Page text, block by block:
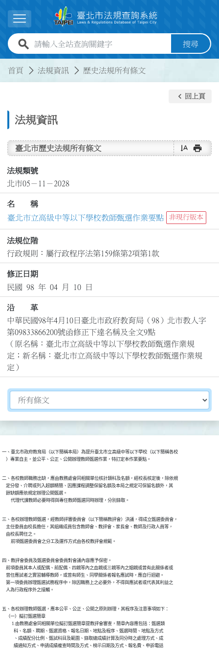
展開選單
全站查詢關鍵字欄位 搜尋
首頁 法規資訊 歷史法規所有條文
法規資訊
keyboard_arrow_left 回上頁
臺北市歷史法規所有條文 text_rotate_vertical print
法規類號
北市05－11－2028
名 稱
臺北市立高級中等以下學校教師甄選作業要點
非現行版本
法規位階
行政規則：屬行政程序法第159條第2項第1款
修正日期
民國 98 年 04 月 10 日
沿 革
中華民國98年4月10日臺北市政府教育局（98）北市教人字
第09833866200號函修正下達名稱及全文9點
（原名稱：臺北市立高級中等以下學校教師甄選作業規
定；新名稱：臺北市立高級中等以下學校教師甄選作業規
定）
切換選擇法規資訊內容
一、臺北市政府教育局（以下簡稱本局）為提升臺北市立高級中等以下學校（以下簡稱各校
    ）專業自主，並公平、公正、公開辦理教師甄選作業，特訂定本作業要點。
二、各校教師職務出缺，應由教務處會同相關單位核計類科及名額，經校長核定後，除依規
    定分發、介聘或列入超額精簡、因應課程調整保留名額及本局之規定可保留名額外，其
    餘缺額應依規定辦理公開甄選。
代理代課教師必要時得與專任教師甄選同時辦理，分別錄取。
三、各校辦理教師甄選，經教師評審委員會（以下簡稱教評會）決議，得成立甄選委員會，
    主任委員由校長擔任，其組織成員包含教師會、教評會、家長會、教師及行政人員等，
    由校長聘任之。
前項甄選委員會之分工及運作方式由各校教評會規範。
四、教評會委員及甄選委員會委員對會議內容應予保密。
    前項委員其本人或配偶、前配偶、四親等內之血親或三親等內之姻親或曾有此關係者或
    曾任應試者之實習輔導教師，或曾有師生、同學關係者報名應試時，應自行迴避。
    第一項委員辦理甄選試務程序中，除因職務上之必要外，不得與應試者或代表其利益之
    人為行政程序外之接觸。
五、各校辦理教師甄選，應本公平、公正、公開之原則辦理，其程序及注意事項如下：
    （一）擬訂甄選簡章
          1.由教務處會同相關單位擬訂甄選簡章提教評會審查，簡章內容應包括：甄選類
            科、名額、聘期、甄選資格、報名日期、地點及程序、甄選時間、地點及方式
            、成績配分比例、甄試科目及範圍、錄取總成績計算及同分時之處理方式、成
            績通知方式、申請成績複查時間及方式、榜示日期及方式、報名費、申訴電話